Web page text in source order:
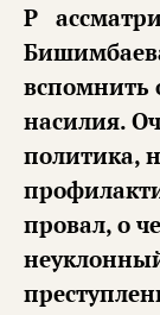
Рассматриваемое сейчас в суде "дело
вспомнить
насилия.
политика,
провал, о